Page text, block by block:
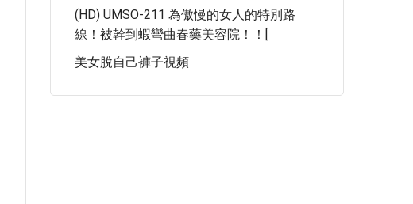
(HD) UMSO-211 為傲慢的女人的特別路
線！被幹到蝦彎曲春藥美容院！！[
美女脫自己褲子視頻